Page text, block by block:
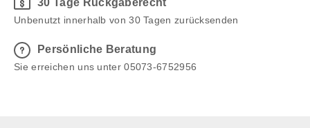
30 Tage Rückgaberecht
Unbenutzt innerhalb von 30 Tagen zurücksenden
Persönliche Beratung
Sie erreichen uns unter 05073-6752956